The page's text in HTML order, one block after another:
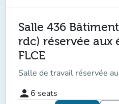
Salle 436
rdc) réservée aux
FLCE
Salle de travail réservée
person 6 seats